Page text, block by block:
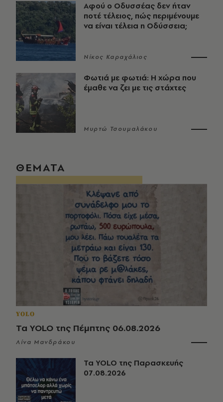
Αφού ο Οδυσσέας δεν ήταν
ποτέ τέλειος, πώς περιμένουμε
να είναι τέλεια η Οδύσσεια;
Νίκος Καραχάλιος
Φωτιά με φωτιά: Η χώρα που
έμαθε να ζει με τις στάχτες
Μυρτώ Τσουμαλάκου
ΘΕΜΑΤΑ
YOLO
Τα YOLO της Πέμπτης 06.08.2026
Λίνα Μανδράκου
Τα YOLO της Παρασκευής
07.08.2026